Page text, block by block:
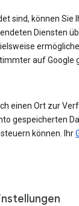
sind, können Sie
Diensten
auf Google
einen Ort zur
gespeicherten
können. Ihr